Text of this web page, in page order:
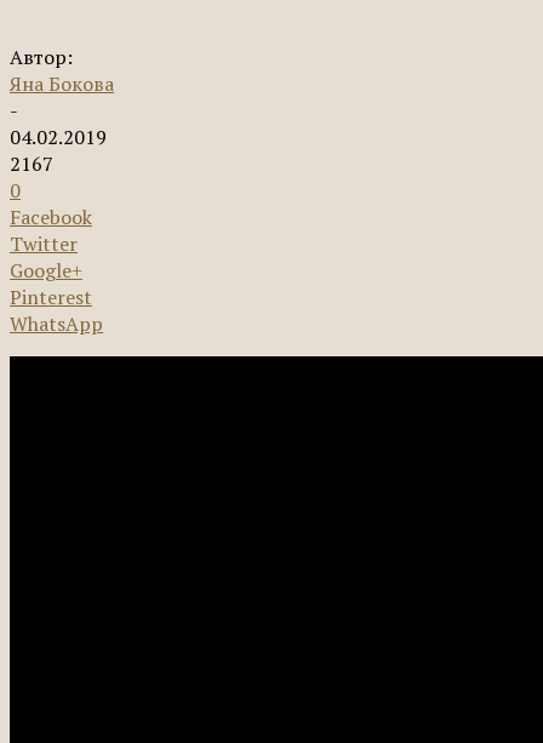
Автор:
Яна Бокова
-
04.02.2019
2167
0
Facebook
Twitter
Google+
Pinterest
WhatsApp